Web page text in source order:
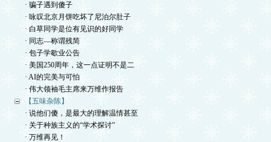
· 骗子遇到傻子
· 咏叹北京月饼吃坏了尼泊尔肚子
· 白草同学是位有见识的好同学
· 同志—称谓残简
· 包子学歇业公告
· 美国250周年，这一点证明不是二
· AI的完美与可怕
· 伟大领袖毛主席来万维作报告
【五味杂陈】
· 说他们傻，是最大的理解温情甚至
· 关于种族主义的“学术探讨”
· 万维再见！